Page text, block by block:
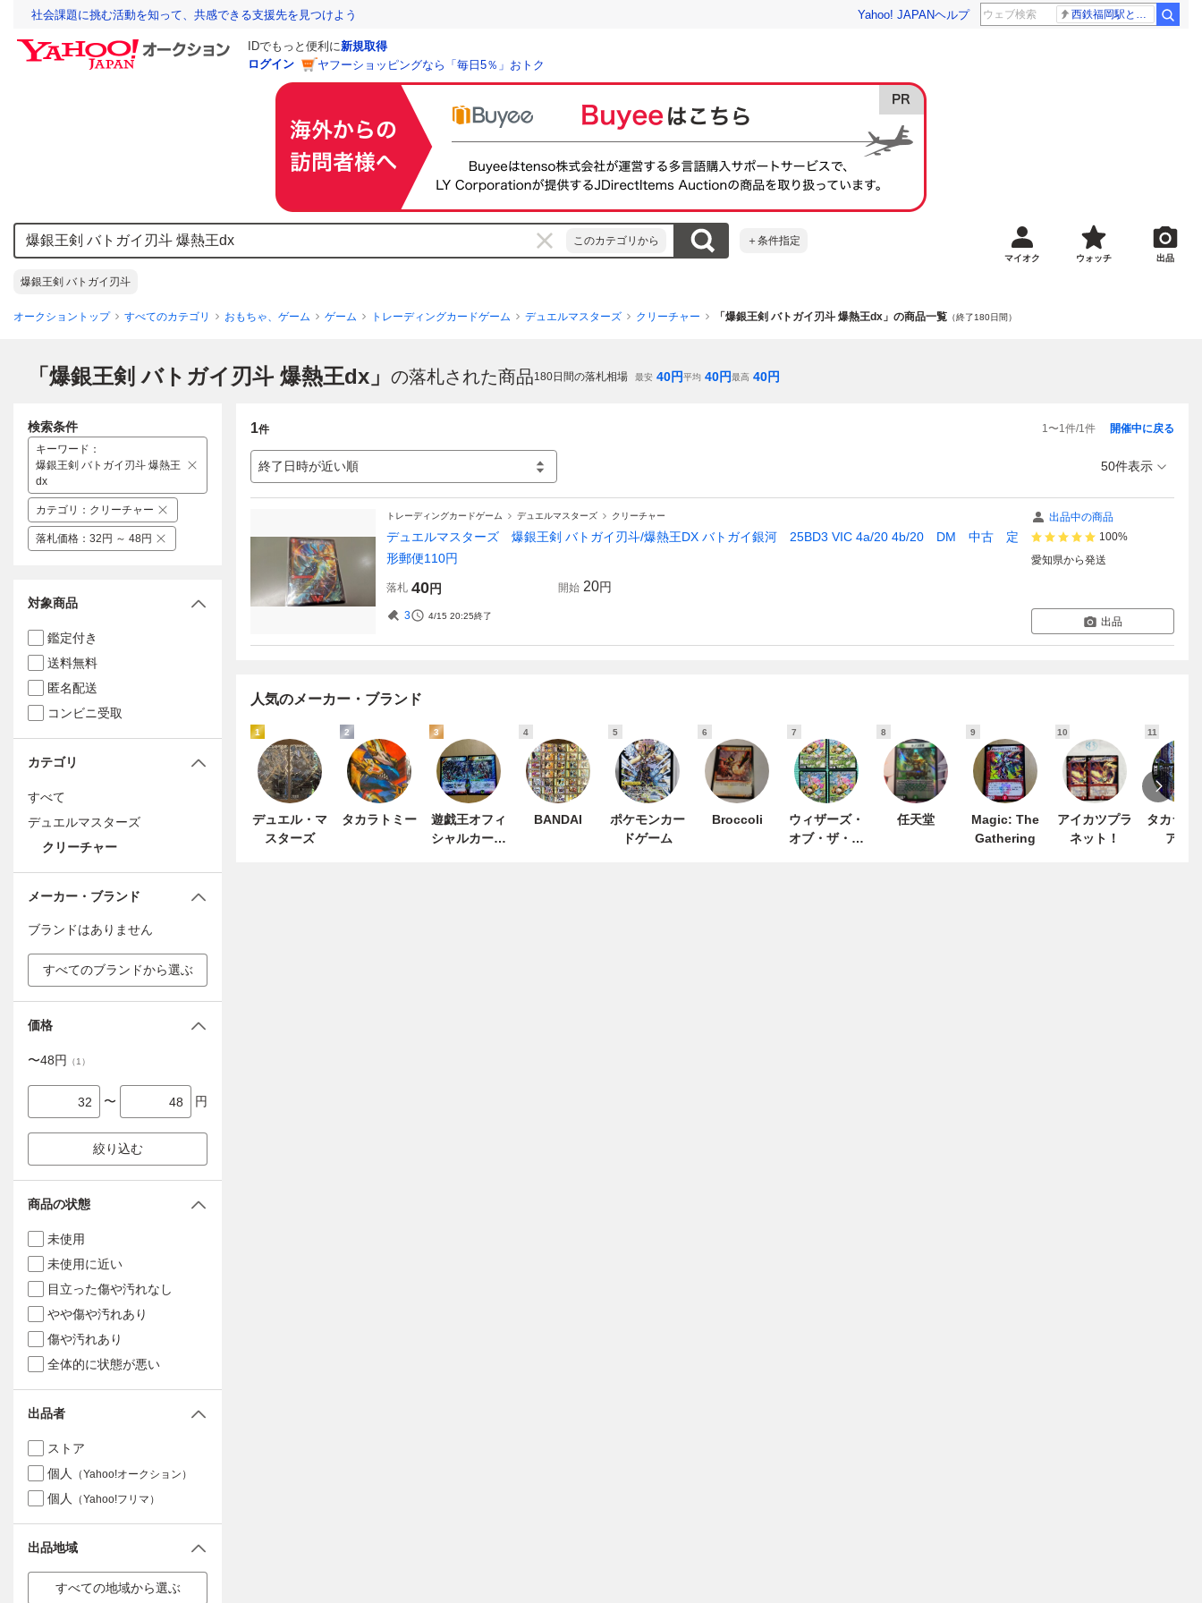
社会課題に挑む活動を知って、共感できる支援先を見つけよう Yahoo! JAPANヘルプ 西鉄福岡駅と薬院駅の構内で不適切音声
IDでもっと便利に新規取得
ログイン
ヤフーショッピングなら「毎日5％」おトク
このカテゴリから ＋条件指定
爆銀王剣 バトガイ刃斗
マイオク ウォッチ 出品
オークショントップ すべてのカテゴリ おもちゃ、ゲーム ゲーム トレーディングカードゲーム デュエルマスターズ クリーチャー 「爆銀王剣 バトガイ刃斗 爆熱王dx」の商品一覧 （終了180日間）
「爆銀王剣 バトガイ刃斗 爆熱王dx」 の落札された商品180日間の落札相場 最安 40円平均 40円最高 40円
1件 1〜1件/1件
終了日時が近い順
開催中に戻る
50件表示
トレーディングカードゲーム デュエルマスターズ クリーチャー
デュエルマスターズ 爆銀王剣 バトガイ刃斗/爆熱王DX バトガイ銀河 25BD3 VIC 4a/20 4b/20 DM 中古 定
形郵便110円
落札 40円 開始 20円
3 4/15 20:25終了
出品中の商品
100%
愛知県から発送
出品
人気のメーカー・ブランド
1
デュエル・マ
スターズ
2
タカラトミー
3
遊戯王オフィ
シャルカード
4
BANDAI
5
ポケモンカー
ドゲーム
6
Broccoli
7
ウィザーズ・
オブ・ザ・コ
8
任天堂
9
Magic: The
Gathering
10
アイカツプラ
ネット！
11
タカラト
アーツ
検索条件
キーワード ：
爆銀王剣 バトガイ刃斗 爆熱王
dx
カテゴリ ： クリーチャー
落札価格 ： 32円 ～ 48円
対象商品
鑑定付き
送料無料
匿名配送
コンビニ受取
カテゴリ
すべて
デュエルマスターズ
クリーチャー
メーカー・ブランド
ブランドはありません
すべてのブランドから選ぶ
価格
〜48円 （1 ）
〜 円
絞り込む
商品の状態
未使用
未使用に近い
目立った傷や汚れなし
やや傷や汚れあり
傷や汚れあり
全体的に状態が悪い
出品者
ストア
個人
（Yahoo!オークション）
個人 （Yahoo!フリマ）
出品地域
すべての地域から選ぶ